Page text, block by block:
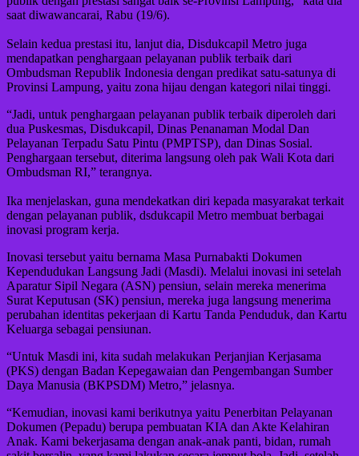
saat diwawancarai, Rabu (19/6).
Selain kedua prestasi itu, lanjut dia, Disdukcapil Metro juga
mendapatkan penghargaan pelayanan publik terbaik dari
Ombudsman Republik Indonesia dengan predikat satu-satunya di
Provinsi Lampung, yaitu zona hijau dengan kategori nilai tinggi.
“Jadi, untuk penghargaan pelayanan publik terbaik diperoleh dari
dua Puskesmas, Disdukcapil, Dinas Penanaman Modal Dan
Pelayanan Terpadu Satu Pintu (PMPTSP), dan Dinas Sosial.
Penghargaan tersebut, diterima langsung oleh pak Wali Kota dari
Ombudsman RI,” terangnya.
Ika menjelaskan, guna mendekatkan diri kepada masyarakat terkait
dengan pelayanan publik, dsdukcapil Metro membuat berbagai
inovasi program kerja.
Inovasi tersebut yaitu bernama Masa Purnabakti Dokumen
Kependudukan Langsung Jadi (Masdi). Melalui inovasi ini setelah
Aparatur Sipil Negara (ASN) pensiun, selain mereka menerima
Surat Keputusan (SK) pensiun, mereka juga langsung menerima
perubahan identitas pekerjaan di Kartu Tanda Penduduk, dan Kartu
Keluarga sebagai pensiunan.
“Untuk Masdi ini, kita sudah melakukan Perjanjian Kerjasama
(PKS) dengan Badan Kepegawaian dan Pengembangan Sumber
Daya Manusia (BKPSDM) Metro,” jelasnya.
“Kemudian, inovasi kami berikutnya yaitu Penerbitan Pelayanan
Dokumen (Pepadu) berupa pembuatan KIA dan Akte Kelahiran
Anak. Kami bekerjasama dengan anak-anak panti, bidan, rumah